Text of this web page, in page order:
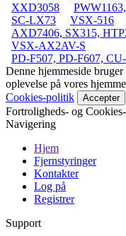
XXD3058
SC-LX73
VSX-516
AXD7406, SX315,
VSX-AX2AV-S
PD-F507, PD-F607,
Denne hjemmeside
oplevelse på vores
Cookies-politik
Accepter
Fortroligheds- og
Navigering
Hjem
Fjernstyringer
Kontakter
Log på
Registrer
Support